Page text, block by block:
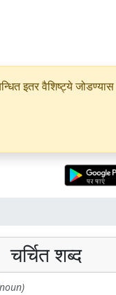
इतर वैशिष्ट्ये जोडण्यास
चर्चित शब्द